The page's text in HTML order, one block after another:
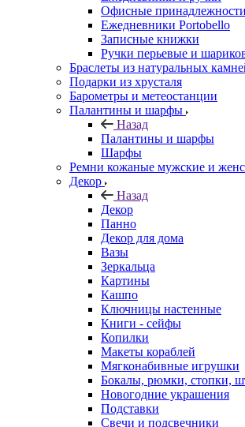
Офисные принадлежности
Ежедневники Portobello
Записные книжки
Ручки перьевые и
Браслеты из натуральных
Подарки из хрусталя
Барометры и метеостанции
Палантины и шарфы
Назад
Палантины и шарфы
Шарфы
Ремни кожаные мужские и
Декор
Назад
Декор
Панно
Декор для дома
Вазы
Зеркальца
Картины
Кашпо
Ключницы настенные
Книги - сейфы
Копилки
Макеты кораблей
Мягконабивные игрушки
Бокалы, рюмки, стопки,
Новогодние украшения
Подставки
Свечи и подсвечники